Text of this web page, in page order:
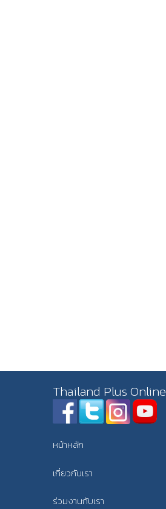
Thailand Plus Online
หน้าหลัก
เกี่ยวกับเรา
ร่วมงานกับเรา